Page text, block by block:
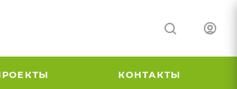
КОНТАКТЫ